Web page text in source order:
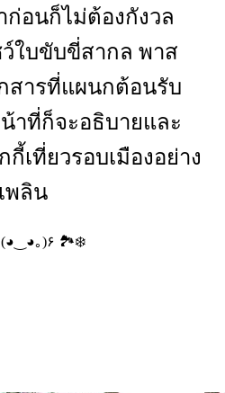
อนก็ไม่ต้องกังวล
ใบขับขี่สากล พาส
สารที่แผนกต้อนรับ
น้าที่ก็จะอธิบายและ
เที่ยวรอบเมืองอย่าง
พลิน
❄️🏞️ ٩(◕‿◕｡)۶ 🏞️❄️